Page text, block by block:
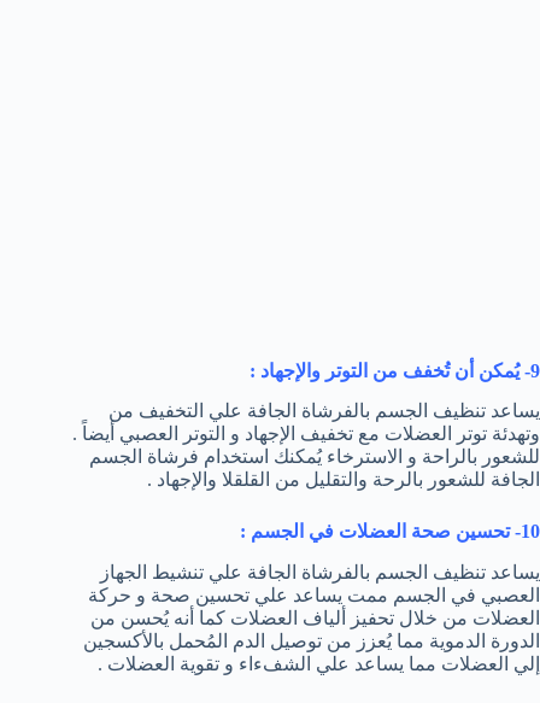
9- يُمكن أن تُخفف من التوتر والإجهاد :
يساعد تنظيف الجسم بالفرشاة الجافة علي التخفيف من
وتهدئة توتر العضلات مع تخفيف الإجهاد و التوتر العصبي أيضاً .
للشعور بالراحة و الاسترخاء يُمكنك استخدام فرشاة الجسم
الجافة للشعور بالرحة والتقليل من القلقلا والإجهاد .
10- تحسين صحة العضلات في الجسم :
يساعد تنظيف الجسم بالفرشاة الجافة علي تنشيط الجهاز
العصبي في الجسم ممت يساعد علي تحسين صحة و حركة
العضلات من خلال تحفيز ألياف العضلات كما أنه يُحسن من
الدورة الدموية مما يُعزز من توصيل الدم المُحمل بالأكسجين
إلي العضلات مما يساعد علي الشفءاء و تقوية العضلات .